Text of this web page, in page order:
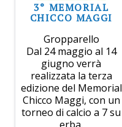
3° MEMORIAL
CHICCO MAGGI
Gropparello
Dal 24 maggio al 14
giugno verrà
realizzata la terza
edizione del Memorial
Chicco Maggi, con un
torneo di calcio a 7 su